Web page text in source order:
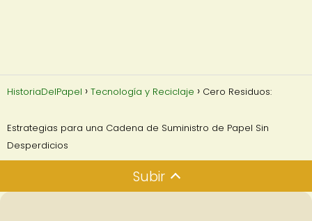
HistoriaDelPapel Tecnología y Reciclaje Cero Residuos:
Estrategias para una Cadena de Suministro de Papel Sin
Desperdicios
Subir